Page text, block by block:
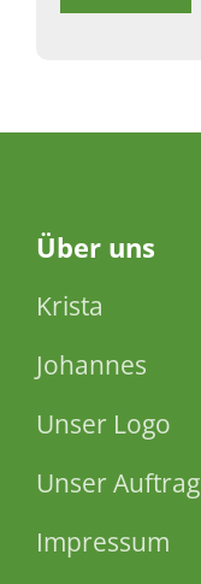
Über uns
Krista
Johannes
Unser Logo
Unser Auftrag
Impressum